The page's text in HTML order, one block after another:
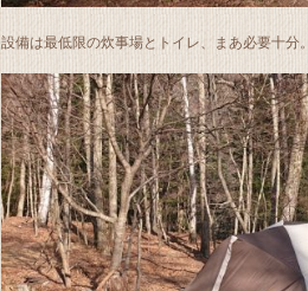
設備は最低限の炊事場とトイレ、まあ必要十分。